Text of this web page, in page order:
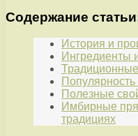
Содержание
История и
Ингредиенты
Полезные
Имбирные
традициях